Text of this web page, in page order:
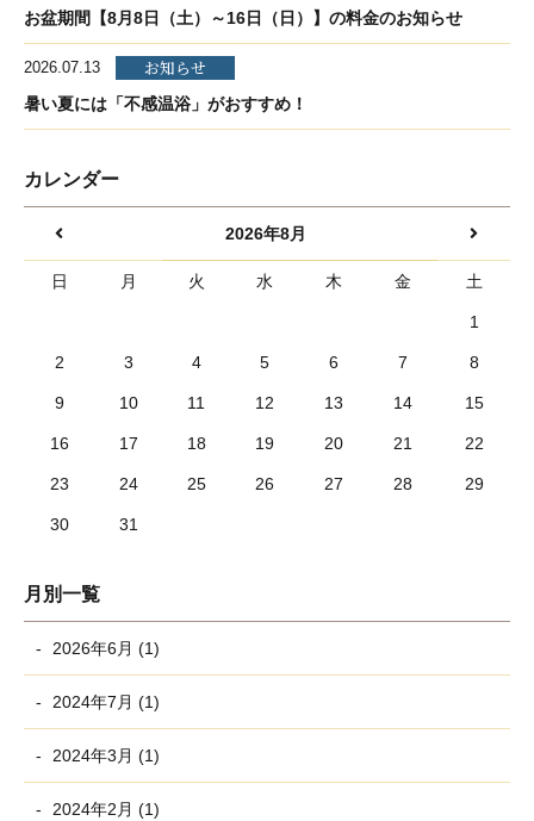
お盆期間【8月8日（土）～16日（日）】の料金のお知らせ
2026.07.13 お知らせ
暑い夏には「不感温浴」がおすすめ！
カレンダー
2026年8月
日 月 火 水 木 金 土
1
2 3 4 5 6 7 8
9 10 11 12 13 14 15
16 17 18 19 20 21 22
23 24 25 26 27 28 29
30 31
月別一覧
2026年6月 (1)
2024年7月 (1)
2024年3月 (1)
2024年2月 (1)